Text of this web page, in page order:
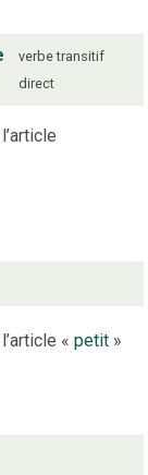
verbe transitif
direct
«petit »